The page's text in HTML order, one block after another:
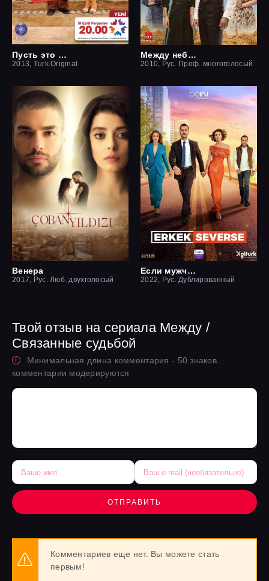
Пусть это останется между нами
2013, Turk.Original
Между небом и землей / Небесная любовь
2010, Рус. Проф. многоголосый
Венера
2017, Рус. Люб. двухголосый
Если мужчина влюблен
2022, Рус. Дублированный
Твой отзыв на сериала Между /
Связанные судьбой
Минимальная длина комментария - 50 знаков.
комментарии модерируются
ОТПРАВИТЬ
Комментариев еще нет. Вы можете стать
первым!